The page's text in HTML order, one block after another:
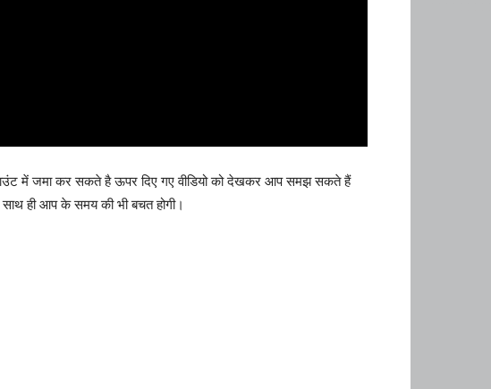
में जमा कर सकते है ऊपर दिए गए वीडियो को देखकर आप समझ सकते हैं
ही आप के समय की भी बचत होगी।